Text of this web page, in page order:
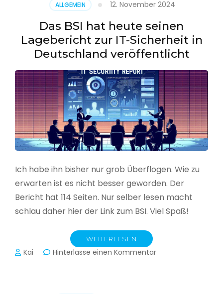
aus
CSV
erstellen
ALLGEMEIN 12. November 2024
Das BSI hat heute seinen
Lagebericht zur IT-Sicherheit in
Deutschland veröffentlicht
Ich habe ihn bisher nur grob Überflogen. Wie zu
erwarten ist es nicht besser geworden. Der
Bericht hat 114 Seiten. Nur selber lesen macht
schlau daher hier der Link zum BSI. Viel Spaß!
WEITERLESEN
Kai Hinterlasse einen Kommentarzu